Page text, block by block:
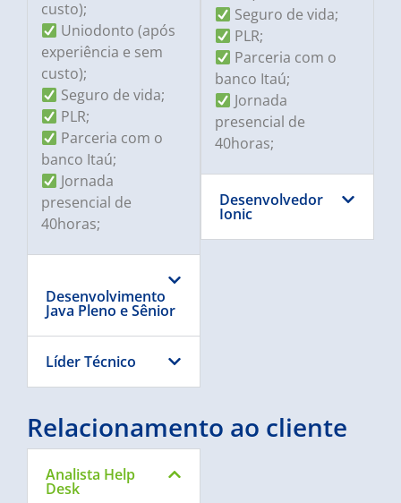
custo);
Uniodonto (após
experiência e sem
custo);
Seguro de vida;
PLR;
Parceria com o
banco Itaú;
Jornada
presencial de
40horas;
Desenvolvimento
Java Pleno e Sênior
Líder Técnico
Seguro de vida;
PLR;
Parceria com o
banco Itaú;
Jornada
presencial de
40horas;
Desenvolvedor
Ionic
Relacionamento ao cliente
Analista Help
Desk